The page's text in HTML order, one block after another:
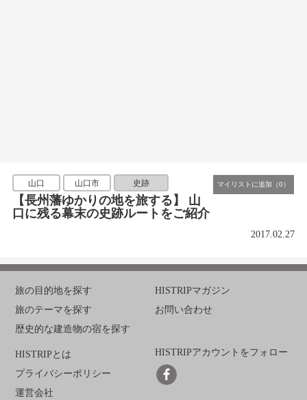
山口 山口市 史跡
【長州藩ゆかりの地を旅する】 山
口に残る幕末の史跡ルートをご紹介
2017.02.27
旅の目的地を探す
旅のテーマを探す
歴史的な建造物の宿を探す
HISTRIPマガジン
お問い合わせ
HISTRIPとは
プライバシーポリシー
運営会社
HISTRIPアカウントをフォロー